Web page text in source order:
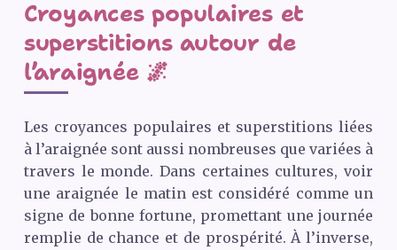
Croyances populaires et
superstitions autour de
l’araignée 🌌
Les croyances populaires et superstitions liées
à l’araignée sont aussi nombreuses que variées à
travers le monde. Dans certaines cultures, voir
une araignée le matin est considéré comme un
signe de bonne fortune, promettant une journée
remplie de chance et de prospérité. À l’inverse,